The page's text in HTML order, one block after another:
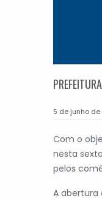
5 de junho
Com o
nesta
pelos
A abertura